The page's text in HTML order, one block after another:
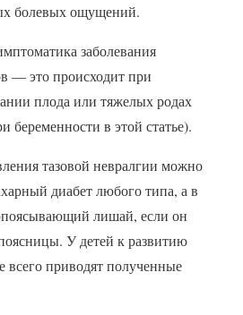
болевых ощущений.
заболевания
— это происходит при
плода или тяжелых родах
беременности в этой статье).
тазовой невралгии можно
диабет любого типа, а в
лишай, если он
У детей к развитию
всего приводят полученные